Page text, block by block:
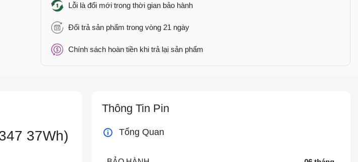
Lỗi là đổi mới trong thời gian bảo hành
Đổi trả sản phẩm trong vòng 21 ngày
Chính sách hoàn tiền khi trả lại sản phẩm
37Wh)
Thông Tin Pin
Tổng Quan